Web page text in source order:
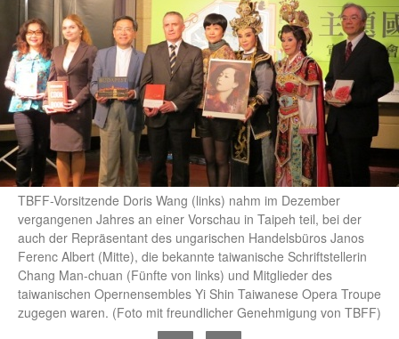
TBFF-Vorsitzende Doris Wang (links) nahm im Dezember
vergangenen Jahres an einer Vorschau in Taipeh teil, bei der
auch der Repräsentant des ungarischen Handelsbüros Janos
Ferenc Albert (Mitte), die bekannte taiwanische Schriftstellerin
Chang Man-chuan (Fünfte von links) und Mitglieder des
taiwanischen Opernensembles Yi Shin Taiwanese Opera Troupe
zugegen waren. (Foto mit freundlicher Genehmigung von TBFF)